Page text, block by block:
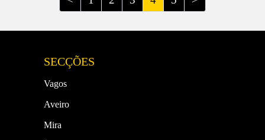
SECÇÕES
Vagos
Aveiro
Mira